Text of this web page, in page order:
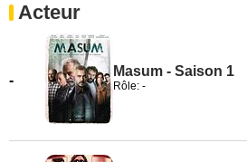
Acteur
-
Masum - Saison 1
Rôle: -